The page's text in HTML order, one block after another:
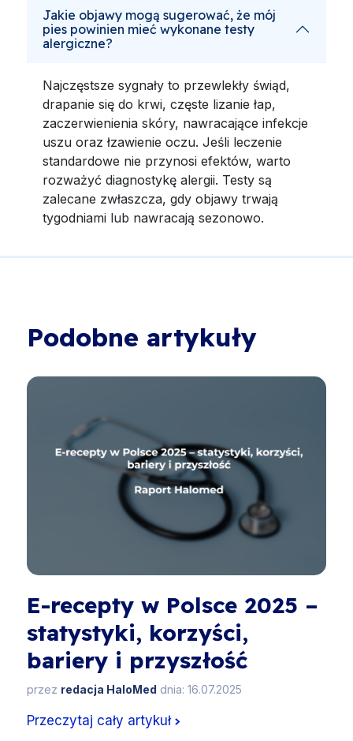
Jakie objawy mogą sugerować, że mój
pies powinien mieć wykonane testy
alergiczne?
Najczęstsze sygnały to przewlekły świąd,
drapanie się do krwi, częste lizanie łap,
zaczerwienienia skóry, nawracające infekcje
uszu oraz łzawienie oczu. Jeśli leczenie
standardowe nie przynosi efektów, warto
rozważyć diagnostykę alergii. Testy są
zalecane zwłaszcza, gdy objawy trwają
tygodniami lub nawracają sezonowo.
Podobne artykuły
E-recepty w Polsce 2025 –
statystyki, korzyści,
bariery i przyszłość
przez redacja HaloMed dnia: 16.07.2025
Przeczytaj cały artykuł